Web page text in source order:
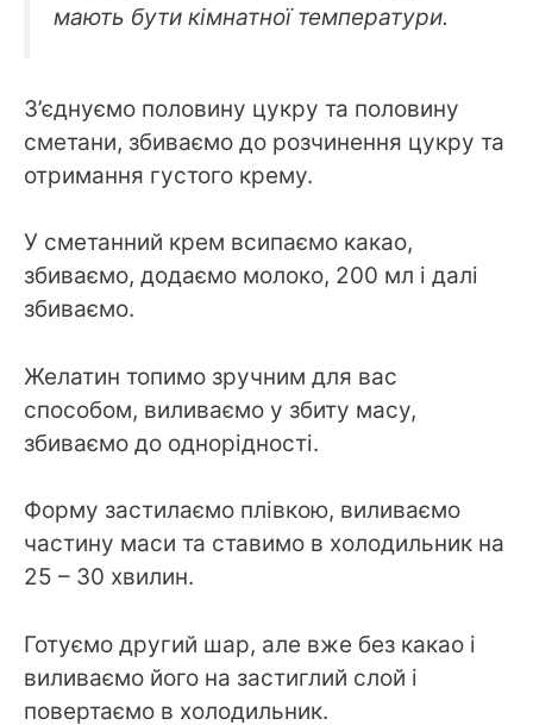
мають бути кімнатної температури.
З’єднуємо половину цукру та половину
сметани, збиваємо до розчинення цукру та
отримання густого крему.
У сметанний крем всипаємо какао,
збиваємо, додаємо молоко, 200 мл і далі
збиваємо.
Желатин топимо зручним для вас
способом, виливаємо у збиту масу,
збиваємо до однорідності.
Форму застилаємо плівкою, виливаємо
частину маси та ставимо в холодильник на
25 – 30 хвилин.
Готуємо другий шар, але вже без какао і
виливаємо його на застиглий слой і
повертаємо в холодильник.